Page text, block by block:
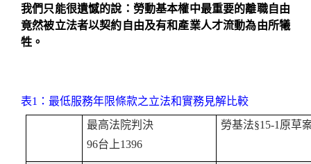
我們只能很遺憾的說：勞動基本權中最重要的離職自由
竟然被立法者以契約自由及有和產業人才流動為由所犧
牲。
表1 ：最低服務年限條款之立法和實務見解比較
最高法院判決
96台上1396
勞基法§15-1 原草